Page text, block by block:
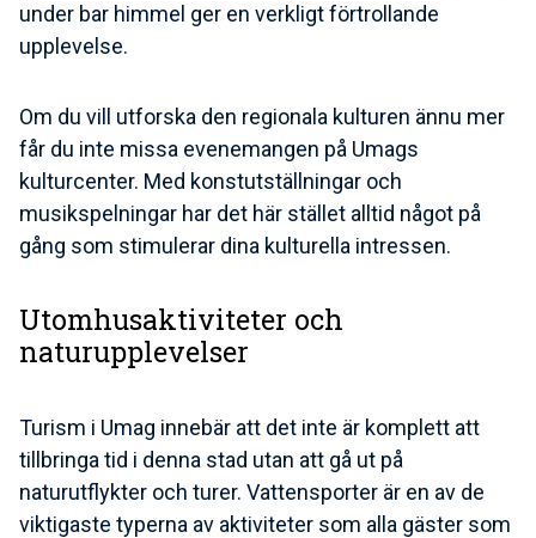
under bar himmel ger en verkligt förtrollande
upplevelse.
Om du vill utforska den regionala kulturen ännu mer
får du inte missa evenemangen på Umags
kulturcenter. Med konstutställningar och
musikspelningar har det här stället alltid något på
gång som stimulerar dina kulturella intressen.
Utomhusaktiviteter och
naturupplevelser
Turism i Umag innebär att det inte är komplett att
tillbringa tid i denna stad utan att gå ut på
naturutflykter och turer. Vattensporter är en av de
viktigaste typerna av aktiviteter som alla gäster som